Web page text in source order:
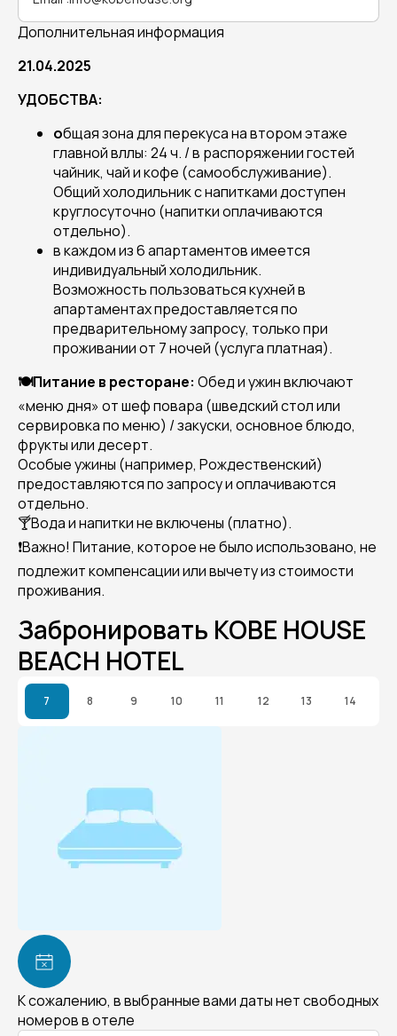
Дополнительная информация
21.04.2025
УДОБСТВА:
общая зона для перекуса на втором этаже
главной вллы: 24 ч. / в распоряжении гостей
чайник, чай и кофе (самообслуживание).
Общий холодильник с напитками доступен
круглосуточно (напитки оплачиваются
отдельно).
в каждом из 6 апартаментов имеется
индивидуальный холодильник.
Возможность пользоваться кухней в
апартаментах предоставляется по
предварительному запросу, только при
проживании от 7 ночей (услуга платная).
🍽️Питание в ресторане: Обед и ужин включают
«меню дня» от шеф повара (шведский стол или
сервировка по меню) / закуски, основное блюдо,
фрукты или десерт.
Особые ужины (например, Рождественский)
предоставляются по запросу и оплачиваются
отдельно.
🍸Вода и напитки не включены (платно).
❗Важно! Питание, которое не было использовано, не
подлежит компенсации или вычету из стоимости
проживания.
Забронировать KOBE HOUSE
BEACH HOTEL
7 8 9 10 11 12 13 14
К сожалению, в выбранные вами даты нет свободных
номеров в отеле